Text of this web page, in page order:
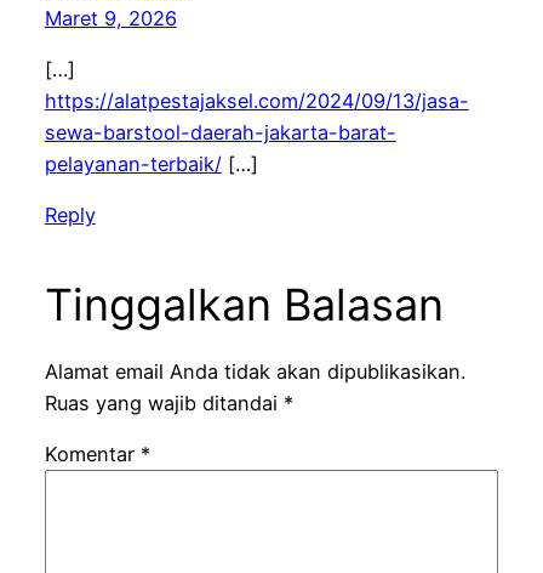
Maret 9, 2026
[…]
https://alatpestajaksel.com/2024/09/13/jasa-
sewa-barstool-daerah-jakarta-barat-
pelayanan-terbaik/[…]
Reply
Tinggalkan Balasan
Alamat email Anda tidak akan dipublikasikan.
Ruas yang wajib ditandai *
Komentar *